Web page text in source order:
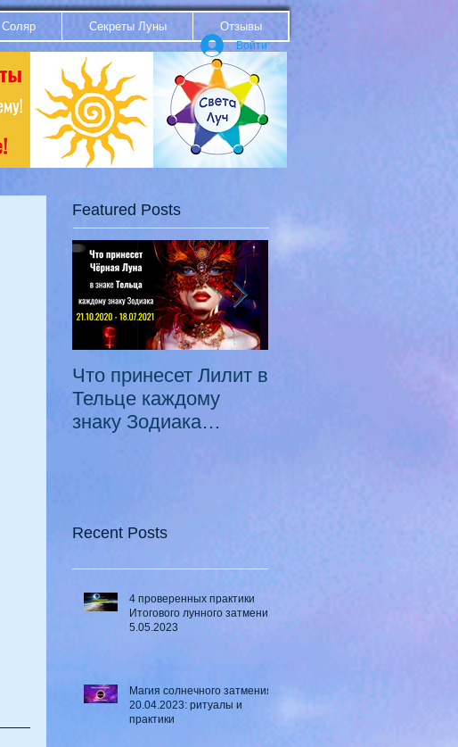
Соляр Секреты Луны Отзывы
Войти
Featured Posts
Что принесет Лилит в
Тельце каждому
знаку Зодиака
Recent Posts
4 проверенных практики
Итогового лунного затмения
5.05.2023
Магия солнечного затмения
20.04.2023: ритуалы и
практики